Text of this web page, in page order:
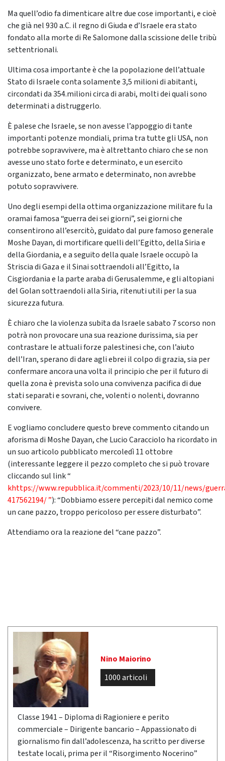
Ma quell’odio fa dimenticare altre due cose importanti, e cioè
che già nel 930 a.C. il regno di Giuda e d’Israele era stato
fondato alla morte di Re Salomone dalla scissione delle tribù
settentrionali.
Ultima cosa importante è che la popolazione dell’attuale
Stato di Israele conta solamente 3,5 milioni di abitanti,
circondati da 354.milioni circa di arabi, molti dei quali sono
determinati a distruggerlo.
È palese che Israele, se non avesse l’appoggio di tante
importanti potenze mondiali, prima tra tutte gli USA, non
potrebbe sopravvivere, ma è altrettanto chiaro che se non
avesse uno stato forte e determinato, e un esercito
organizzato, bene armato e determinato, non avrebbe
potuto sopravvivere.
Uno degli esempi della ottima organizzazione militare fu la
oramai famosa “guerra dei sei giorni”, sei giorni che
consentirono all’esercitò, guidato dal pure famoso generale
Moshe Dayan, di mortificare quelli dell’Egitto, della Siria e
della Giordania, e a seguito della quale Israele occupò la
Striscia di Gaza e il Sinai sottraendoli all’Egitto, la
Cisgiordania e la parte araba di Gerusalemme, e gli altopiani
del Golan sottraendoli alla Siria, ritenuti utili per la sua
sicurezza futura.
È chiaro che la violenza subita da Israele sabato 7 scorso non
potrà non provocare una sua reazione durissima, sia per
contrastare le attuali forze palestinesi che, con l’aiuto
dell’Iran, sperano di dare agli ebrei il colpo di grazia, sia per
confermare ancora una volta il principio che per il futuro di
quella zona è prevista solo una convivenza pacifica di due
stati separati e sovrani, che, volenti o nolenti, dovranno
convivere.
E vogliamo concludere questo breve commento citando un
aforisma di Moshe Dayan, che Lucio Caracciolo ha ricordato in
un suo articolo pubblicato mercoledì 11 ottobre
(interessante leggere il pezzo completo che si può trovare
cliccando sul link “
khttps://www.repubblica.it/commenti/2023/10/11/news/
417562194/ ”): “Dobbiamo essere percepiti dal nemico come
un cane pazzo, troppo pericoloso per essere disturbato”.
Attendiamo ora la reazione del “cane pazzo”.
Nino Maiorino
1000 articoli
Classe 1941 – Diploma di Ragioniere e perito
commerciale – Dirigente bancario – Appassionato di
giornalismo fin dall’adolescenza, ha scritto per diverse
testate locali, prima per il “Risorgimento Nocerino”